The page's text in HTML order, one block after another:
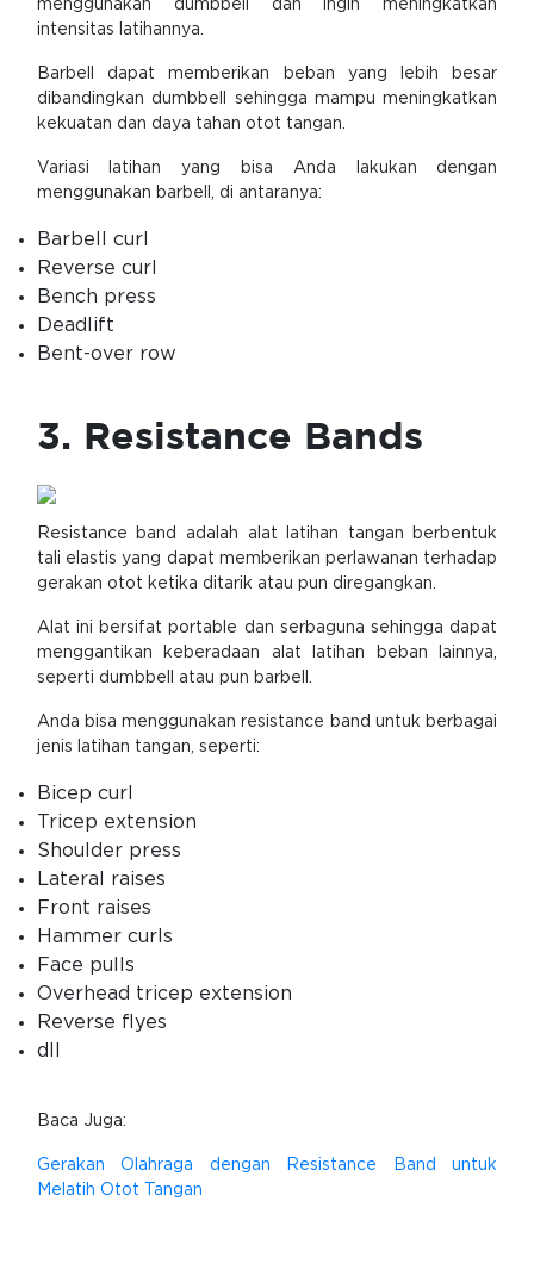
menggunakan dumbbell dan ingin meningkatkan
intensitas latihannya.
Barbell dapat memberikan beban yang lebih besar
dibandingkan dumbbell sehingga mampu meningkatkan
kekuatan dan daya tahan otot tangan.
Variasi latihan yang bisa Anda lakukan dengan
menggunakan barbell, di antaranya:
Barbell curl
Reverse curl
Bench press
Deadlift
Bent-over row
3. Resistance Bands
Resistance band adalah alat latihan tangan berbentuk
tali elastis yang dapat memberikan perlawanan terhadap
gerakan otot ketika ditarik atau pun diregangkan.
Alat ini bersifat portable dan serbaguna sehingga dapat
menggantikan keberadaan alat latihan beban lainnya,
seperti dumbbell atau pun barbell.
Anda bisa menggunakan resistance band untuk berbagai
jenis latihan tangan, seperti:
Bicep curl
Tricep extension
Shoulder press
Lateral raises
Front raises
Hammer curls
Face pulls
Overhead tricep extension
Reverse flyes
dll
Baca Juga:
Gerakan Olahraga dengan Resistance Band untuk
Melatih Otot Tangan